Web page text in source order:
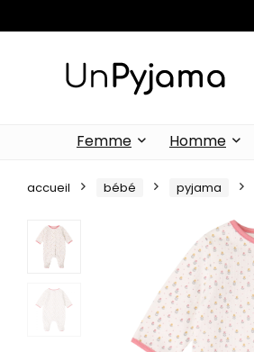
Femme Homme
accueil bébé pyjama